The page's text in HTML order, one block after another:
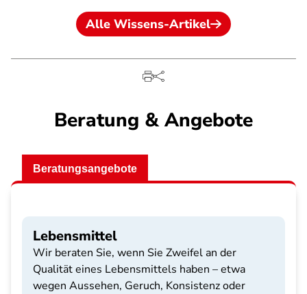
Alle Wissens-Artikel
Beratung & Angebote
Beratungsangebote
Lebensmittel
Wir beraten Sie, wenn Sie Zweifel an der
Qualität eines Lebensmittels haben – etwa
wegen Aussehen, Geruch, Konsistenz oder